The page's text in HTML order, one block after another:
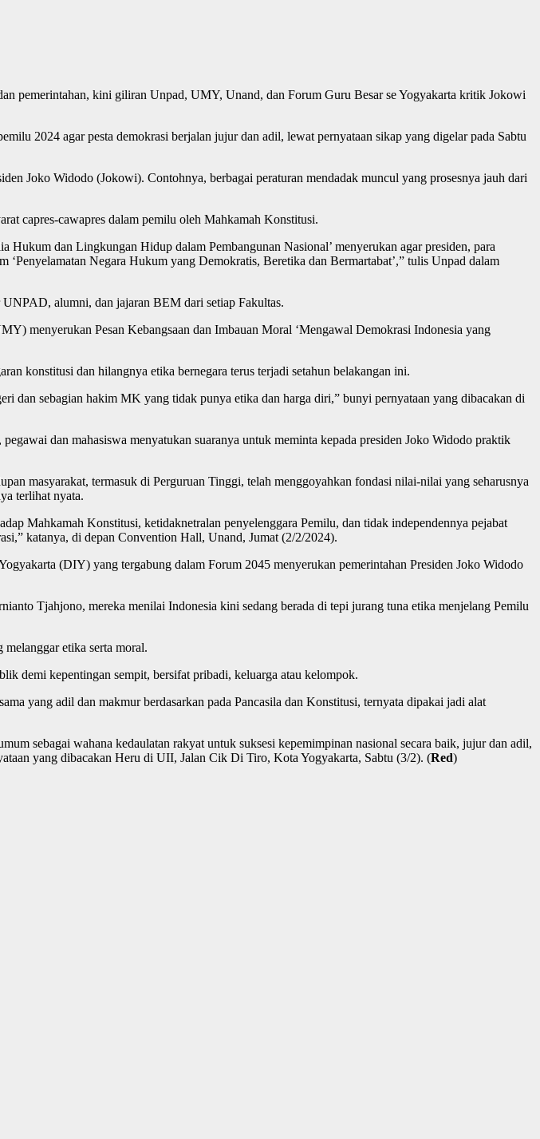
pemerintahan, kini giliran Unpad, UMY, Unand, dan Forum Guru Besar se Yogyakarta kritik Jokowi
2024 agar pesta demokrasi berjalan jujur dan adil, lewat pernyataan sikap yang digelar pada Sabtu
Joko Widodo (Jokowi). Contohnya, berbagai peraturan mendadak muncul yang prosesnya jauh dari
capres-cawapres dalam pemilu oleh Mahkamah Konstitusi.
dan Lingkungan Hidup dalam Pembangunan Nasional’ menyerukan agar presiden, para
Negara Hukum yang Demokratis, Beretika dan Bermartabat’,” tulis Unpad dalam
alumni, dan jajaran BEM dari setiap Fakultas.
menyerukan Pesan Kebangsaan dan Imbauan Moral ‘Mengawal Demokrasi Indonesia yang
konstitusi dan hilangnya etika bernegara terus terjadi setahun belakangan ini.
dan sebagian hakim MK yang tidak punya etika dan harga diri,” bunyi pernyataan yang dibacakan di
dan mahasiswa menyatukan suaranya untuk meminta kepada presiden Joko Widodo praktik
masyarakat, termasuk di Perguruan Tinggi, telah menggoyahkan fondasi nilai-nilai yang seharusnya
terlihat nyata.
Mahkamah Konstitusi, ketidaknetralan penyelenggara Pemilu, dan tidak independennya pejabat
katanya, di depan Convention Hall, Unand, Jumat (2/2/2024).
(DIY) yang tergabung dalam Forum 2045 menyerukan pemerintahan Presiden Joko Widodo
Tjahjono, mereka menilai Indonesia kini sedang berada di tepi jurang tuna etika menjelang Pemilu
etika serta moral.
demi kepentingan sempit, bersifat pribadi, keluarga atau kelompok.
yang adil dan makmur berdasarkan pada Pancasila dan Konstitusi, ternyata dipakai jadi alat
sebagai wahana kedaulatan rakyat untuk suksesi kepemimpinan nasional secara baik, jujur dan adil,
yang dibacakan Heru di UII, Jalan Cik Di Tiro, Kota Yogyakarta, Sabtu (3/2). (Red)